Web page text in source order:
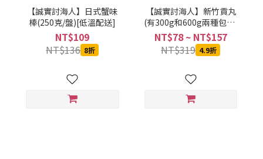
【誠實討海人】日式蟹味
棒(250克/盤)[低溫配送]
NT$109
NT$136 8折
【誠實討海人】新竹貢丸
(有300g和600g兩種包裝)
[低溫配送]
NT$78 ~ NT$157
NT$319 4.9折